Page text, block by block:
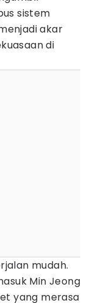
sistem
akar
di
mudah.
Min Jeong
yang merasa